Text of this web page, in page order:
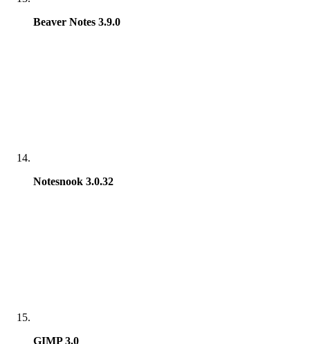
Beaver Notes 3.9.0
Notesnook 3.0.32
GIMP 3.0